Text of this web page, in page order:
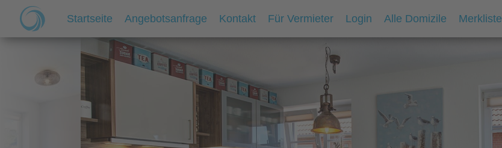
Startseite Angebotsanfrage Kontakt Für Vermieter Login Alle Domizile Merkliste